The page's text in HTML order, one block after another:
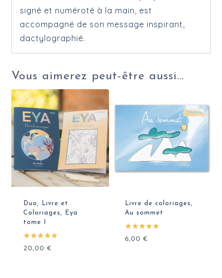
signé et numéroté à la main, est
accompagné de son message inspirant,
dactylographié.
Vous aimerez peut-être aussi…
Duo, Livre et
Coloriages, Eya
tome I
Note
5.00
20,00 €
Livre de coloriages,
Au sommet
Note
5.00
6,00 €